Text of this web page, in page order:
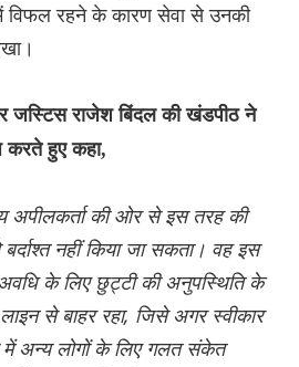
विफल रहने के कारण सेवा से उनकी
जस्टिस राजेश बिंदल की खंडपीठ ने
करते हुए कहा,
अपीलकर्ता की ओर से इस तरह की
नहीं किया जा सकता। वह इस
अवधि के लिए छुट्टी की अनुपस्थिति के
से बाहर रहा, जिसे अगर स्वीकार
में अन्य लोगों के लिए गलत संकेत